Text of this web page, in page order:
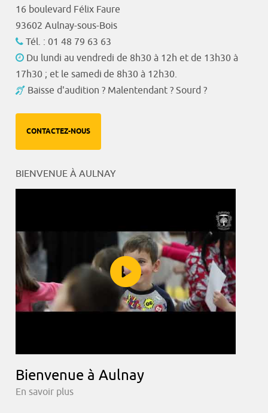
16 boulevard Félix Faure
93602 Aulnay-sous-Bois
Tél. : 01 48 79 63 63
Du lundi au vendredi de 8h30 à 12h et de 13h30 à
17h30 ; et le samedi de 8h30 à 12h30.
Baisse d'audition ? Malentendant ? Sourd ?
CONTACTEZ-NOUS
BIENVENUE À AULNAY
Bienvenue à Aulnay
En savoir plus